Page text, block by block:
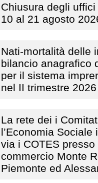
Chiusura degli
10 al 21 agosto
Nati-mortalità delle
bilancio anagrafico
per il sistema
nel II trimestre 2026
La rete dei i
l’Economia
via i COTES
commercio Monte
Piemonte ed